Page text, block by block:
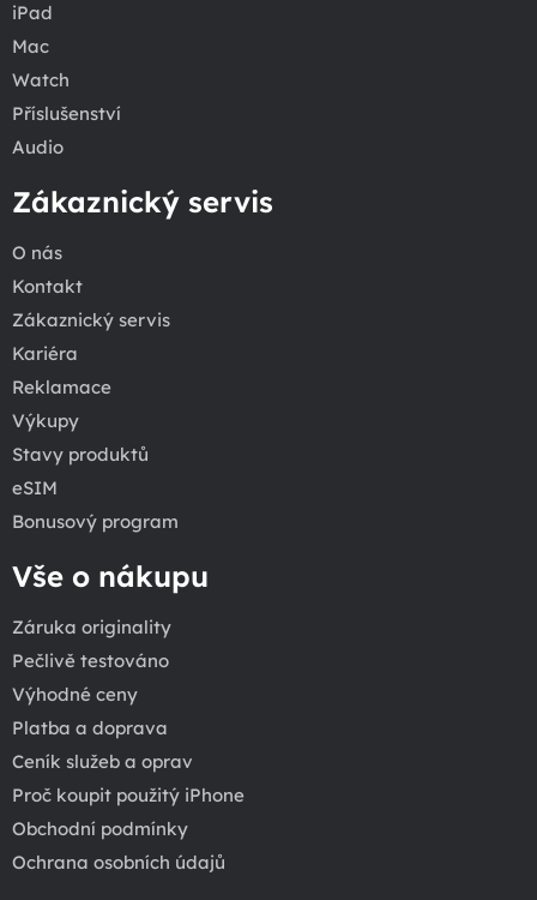
iPad
Mac
Watch
Příslušenství
Audio
Zákaznický servis
O nás
Kontakt
Zákaznický servis
Kariéra
Reklamace
Výkupy
Stavy produktů
eSIM
Bonusový program
Vše o nákupu
Záruka originality
Pečlivě testováno
Výhodné ceny
Platba a doprava
Ceník služeb a oprav
Proč koupit použitý iPhone
Obchodní podmínky
Ochrana osobních údajů